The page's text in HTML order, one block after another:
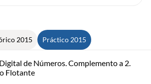
2015 Práctico 2015
de Números. Complemento a 2.
Flotante